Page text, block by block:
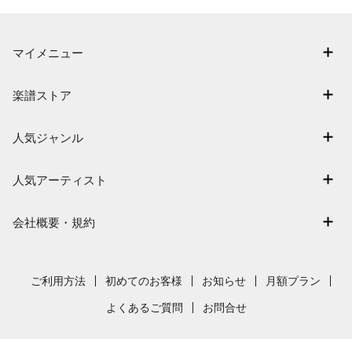
マイメニュー
退会はこちら
楽譜ストア
難易度別に探す
まもなく配信
人気ジャンル
保育
発表会
人気アーティスト
新沢としひこ
会社概要・規約
採用情報
ご利用方法 初めてのお客様 お知らせ 月額プラン
よくあるご質問 お問合せ